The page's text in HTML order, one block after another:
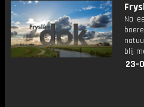
Na
blij
23-